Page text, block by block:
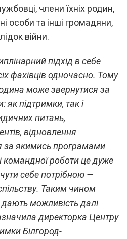
члени їхніх родин,
особи та інші громадяни,
війни.
підхід в себе
фахівців одночасно. Тому
може звернутися за
як підтримки, так і
питань,
відновлення
за якимись програмами
командної роботи це дуже
себе потрібною —
Таким чином
можливість далі
директорка Центру
Білгород-